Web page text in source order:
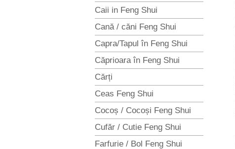
Caii in Feng Shui
Cană / căni Feng Shui
Capra/Tapul în Feng Shui
Căprioara în Feng Shui
Cărți
Ceas Feng Shui
Cocoș / Cocoși Feng Shui
Cufăr / Cutie Feng Shui
Farfurie / Bol Feng Shui